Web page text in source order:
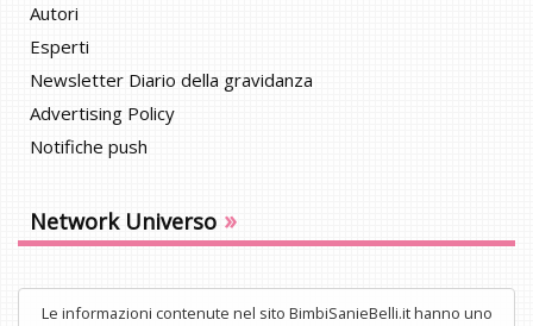
Autori
Esperti
Newsletter Diario della gravidanza
Advertising Policy
Notifiche push
Network Universo »
Le informazioni contenute nel sito BimbiSanieBelli.it hanno uno